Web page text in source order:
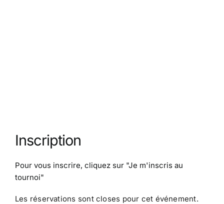
Inscription
Pour vous inscrire, cliquez sur "Je m'inscris au
tournoi"
Les réservations sont closes pour cet événement.